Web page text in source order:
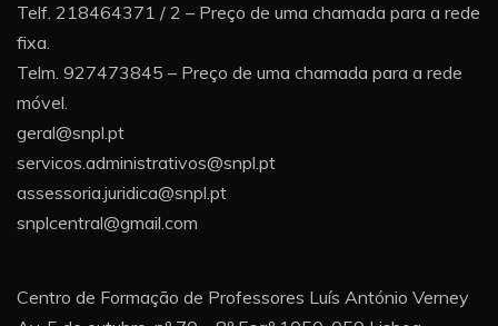
Telf. 218464371 / 2 – Preço de uma chamada para a rede
fixa.
Telm. 927473845 – Preço de uma chamada para a rede
móvel.
geral@snpl.pt
servicos.administrativos@snpl.pt
assessoria.juridica@snpl.pt
snplcentral@gmail.com
Centro de Formação de Professores Luís António Verney